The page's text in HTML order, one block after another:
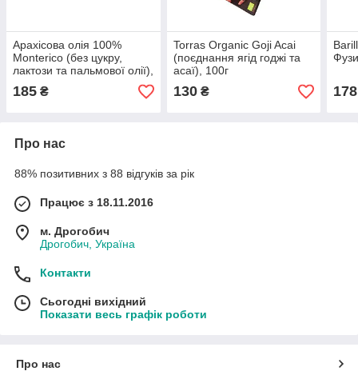
Арахісова олія 100%
Monterico (без цукру,
лактози та пальмової олії),
500 г
185 ₴
Torras Organic Goji Acai
(поєднання ягід годжі та
асаї), 100г
130₴ 178
Про нас
88% позитивних з 88 відгуків за рік
Працює з 18.11.2016
м. Дрогобич
Дрогобич, Україна
Контакти
Сьогодні вихідний
Показати весь графік роботи
Про нас